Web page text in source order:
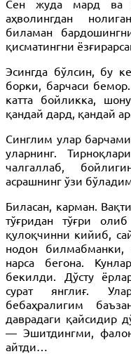
Сен жуда мард ва
аҳволингдан
биламан
қисматингни
Эсингда бўлсин, бу
борки, барчаси
катта бойликка,
қандай дард, қандай
Синглим улар
уларнинг.
чалгаллаб,
асрашнинг ўзи
Биласан, карман.
тўғридан тўғри
қулоқчинни кийиб,
нодон билмабманки,
нарса бегона.
бекилди. Дўсту
сурат янглиғ.
бебаҳралигим
даврадаги қайсидир
— Эшитдингми,
айтди…